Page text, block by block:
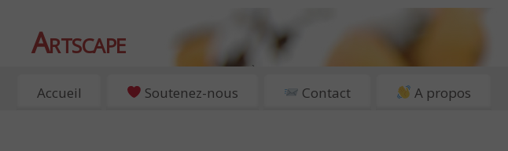
Artscape
EXPOSITIONS, ART ET CULTURE À PARIS
Accueil Soutenez-nous Contact A propos